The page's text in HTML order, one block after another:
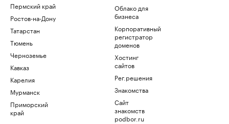
Пермский край
Ростов-на-Дону
Татарстан
Тюмень
Черноземье
Кавказ
Карелия
Мурманск
Приморский
край
Облако для
бизнеса
Корпоративный
регистратор
доменов
Хостинг
сайтов
Рег.решения
Знакомства
Сайт
знакомств
podbor.ru